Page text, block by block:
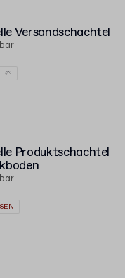
Versandschachtel
🌱
Produktschachtel